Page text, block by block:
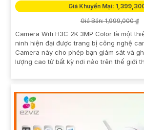
Giá Khuyến Mại:
Giá Bán: 1,999,000 ₫
Camera Wifi H3C 2K 3MP Color là một
ninh hiện đại được trang bị công nghệ
Camera này cho phép bạn giám sát và
lượng cao từ bất kỳ nơi nào trên thế giới